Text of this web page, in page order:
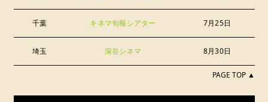
千葉 キネマ旬報シアター 7月25日
埼玉 深谷シネマ 8月30日
PAGE TOP ▲